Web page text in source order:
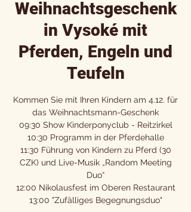
Weihnachtsgeschenk
in Vysoké mit
Pferden, Engeln und
Teufeln
Kommen Sie mit Ihren Kindern am 4.12. für
das Weihnachtsmann-Geschenk
09:30 Show Kinderponyclub - Reitzirkel
10:30 Programm in der Pferdehalle
11:30 Führung von Kindern zu Pferd (30
CZK) und Live-Musik „Random Meeting
Duo“
12:00 Nikolausfest im Oberen Restaurant
13:00 "Zufälliges Begegnungsduo"